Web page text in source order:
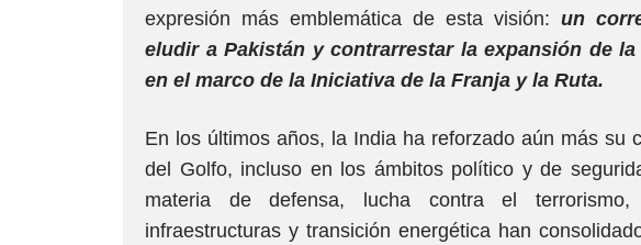
expresión más emblemática de esta visión:un
eludir a Pakistán y contrarrestar la expansión de
en el marco de la Iniciativa de la Franja y la Ruta.
En los últimos años, la India ha reforzado aún más su
del Golfo, incluso en los ámbitos político y de
materia de defensa, lucha contra el terrorismo,
infraestructuras y transición energética han